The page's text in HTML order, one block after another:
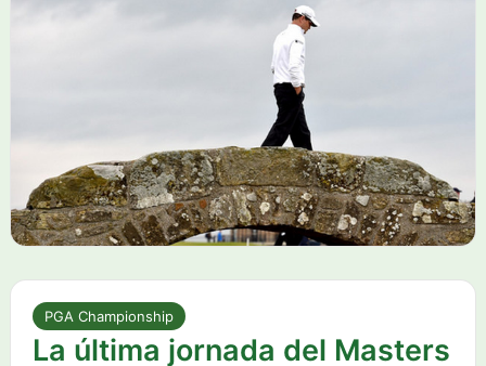
PGA Championship
La última jornada del Masters